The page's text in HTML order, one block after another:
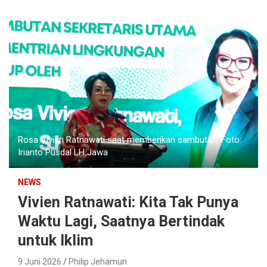
Rosa Vivien Ratnawati saat memberikan sambutan. Foto:
Irianto Pusdal LH Jawa
NEWS
Vivien Ratnawati: Kita Tak Punya
Waktu Lagi, Saatnya Bertindak
untuk Iklim
9 Juni 2026 Philip Jehamun